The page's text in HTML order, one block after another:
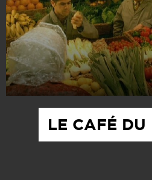
CAFÉ DU
ÉDUCATION
LE CAFÉ DU